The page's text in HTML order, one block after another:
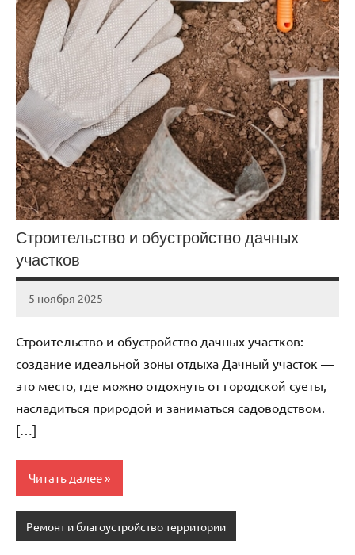
Строительство и обустройство дачных
участков
5 ноября 2025
cement_zavod
Нет
Строительство и обустройство дачных участков:
создание идеальной зоны отдыха Дачный участок —
это место, где можно отдохнуть от городской суеты,
насладиться природой и заниматься садоводством.
[…]
Читать далее
Ремонт и благоустройство территории